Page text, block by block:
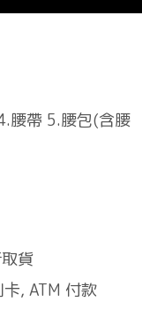
腰帶 5.腰包(含腰
貨
, ATM 付款